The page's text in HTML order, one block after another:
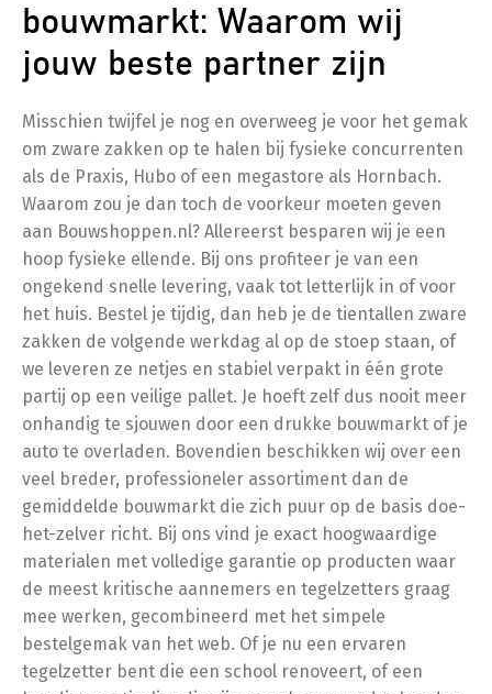
bouwmarkt: Waarom wij
jouw beste partner zijn
Misschien twijfel je nog en overweeg je voor het gemak
om zware zakken op te halen bij fysieke concurrenten
als de Praxis, Hubo of een megastore als Hornbach.
Waarom zou je dan toch de voorkeur moeten geven
aan Bouwshoppen.nl? Allereerst besparen wij je een
hoop fysieke ellende. Bij ons profiteer je van een
ongekend snelle levering, vaak tot letterlijk in of voor
het huis. Bestel je tijdig, dan heb je de tientallen zware
zakken de volgende werkdag al op de stoep staan, of
we leveren ze netjes en stabiel verpakt in één grote
partij op een veilige pallet. Je hoeft zelf dus nooit meer
onhandig te sjouwen door een drukke bouwmarkt of je
auto te overladen. Bovendien beschikken wij over een
veel breder, professioneler assortiment dan de
gemiddelde bouwmarkt die zich puur op de basis doe-
het-zelver richt. Bij ons vind je exact hoogwaardige
materialen met volledige garantie op producten waar
de meest kritische aannemers en tegelzetters graag
mee werken, gecombineerd met het simpele
bestelgemak van het web. Of je nu een ervaren
tegelzetter bent die een school renoveert, of een